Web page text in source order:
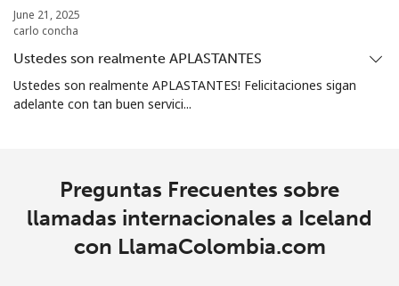
June 21, 2025
carlo concha
Ustedes son realmente APLASTANTES
Ustedes son realmente APLASTANTES! Felicitaciones sigan
adelante con tan buen servici...
Preguntas Frecuentes sobre
llamadas internacionales a Iceland
con LlamaColombia.com